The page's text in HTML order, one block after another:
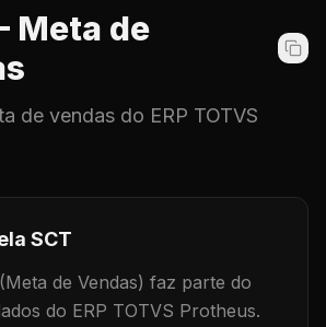
Meta de
de vendas do ERP TOTVS
SCT
(Meta de Vendas) faz parte do
do ERP TOTVS Protheus.